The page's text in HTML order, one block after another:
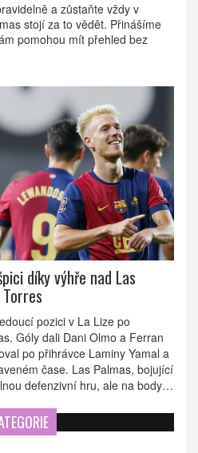
a zůstaňte vždy v
stojí za to vědět. Přinášíme
pomohou mít přehled bez
díky výhře nad Las
pozici v La Lize po
Góly dali Dani Olmo a Ferran
po přihrávce Laminy Yamal a
čase. Las Palmas, bojující
defenzivní hru, ale na body